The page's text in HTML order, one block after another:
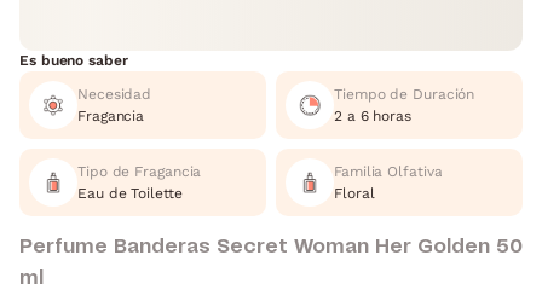
Es bueno saber
Necesidad
Fragancia
Tiempo de Duración
2 a 6 horas
Tipo de Fragancia
Eau de Toilette
Familia Olfativa
Floral
Perfume Banderas Secret Woman Her Golden 50
ml